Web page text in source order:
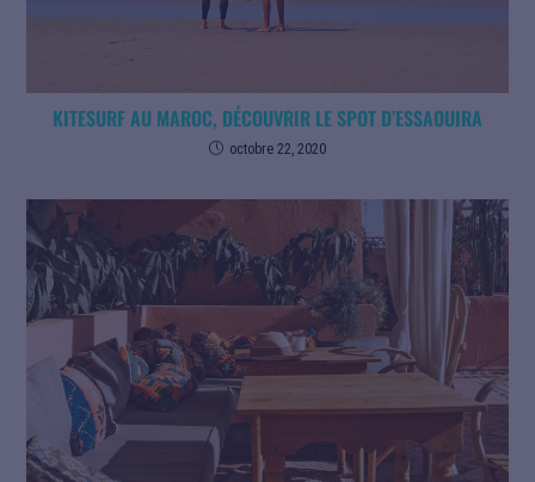
KITESURF AU MAROC, DÉCOUVRIR LE SPOT D’ESSAOUIRA
octobre 22, 2020